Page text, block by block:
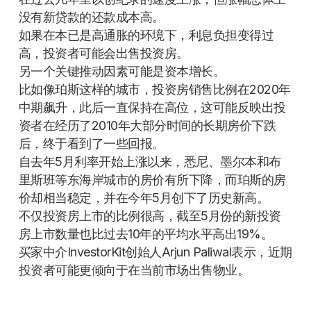
没有新贷款的还款成本高。
如果在本已是高通胀的环境下，利息负担变得过
高，投资者可能会出售投资房。
另一个关键推动因素可能是资本增长。
比如像珀斯这样的城市，投资房销售比例在2020年
中期飙升，此后一直保持在高位，这可能反映出投
资者在经历了2010年大部分时间的长期房价下跌
后，终于看到了一些回报。
自去年5月利率开始上涨以来，悉尼、墨尔本和布
里斯班等东海岸城市的房价有所下降，而珀斯的房
价却相当稳定，并在今年5月创下了历史新高。
不仅投资房上市的比例很高，截至5月份的新投资
房上市数量也比过去10年的平均水平高出19%。
买家中介InvestorKit创始人Arjun Paliwal表示，近期
投资者可能更倾向于在当前市场出售物业。